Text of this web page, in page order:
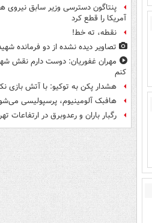
پنتاگون دسترسی وزیر سابق نیروی
آمریکا را قطع کرد
نقطه، ته خط!
تصاویر دیده‌ نشده از دو فرمانده
مهران غفوریان: دوست دارم نقش
کنم
هشدار پکن به توکیو: با آتش بازی
هافبک آلومینیوم، پرسپولیسی
رگبار باران و رعدوبرق در ارتفاعات